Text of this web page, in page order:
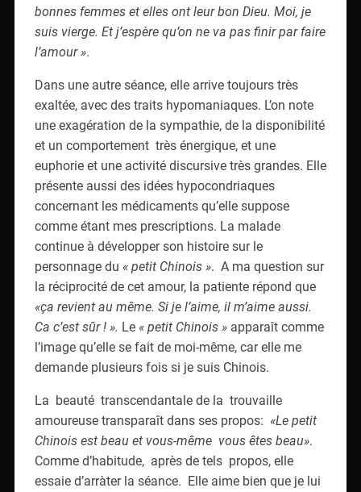
bonnes femmes et elles ont leur bon Dieu. Moi, je
suis vierge. Et j’espère qu’on ne va pas finir par faire
l’amour ».
Dans une autre séance, elle arrive toujours très
exaltée, avec des traits hypomaniaques. L’on note
une exagération de la sympathie, de la disponibilité
et un comportement très énergique, et une
euphorie et une activité discursive très grandes. Elle
présente aussi des idées hypocondriaques
concernant les médicaments qu’elle suppose
comme étant mes prescriptions. La malade
continue à développer son histoire sur le
personnage du « petit Chinois ». A ma question sur
la réciprocité de cet amour, la patiente répond que
«ça revient au même. Si je l’aime, il m’aime aussi.
Ca c’est sûr ! ». Le « petit Chinois »apparaît comme
l’image qu’elle se fait de moi-même, car elle me
demande plusieurs fois si je suis Chinois.
La beauté transcendantale de la trouvaille
amoureuse transparaît dans ses propos: «Le petit
Chinois est beau et vous-même vous êtes beau».
Comme d’habitude, après de tels propos, elle
essaie d’arràter la séance. Elle aime bien que je lui